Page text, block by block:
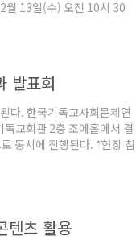
월 13일(수) 오전 10시 30
' 기독교 콘텐츠 활용 * 교
비율도 60% 이상인 것으로
발표회
다. 한국기독교사회문제연
교회관 2층 조에홀에서 결
동시에 진행된다. *현장 참
텐츠 활용